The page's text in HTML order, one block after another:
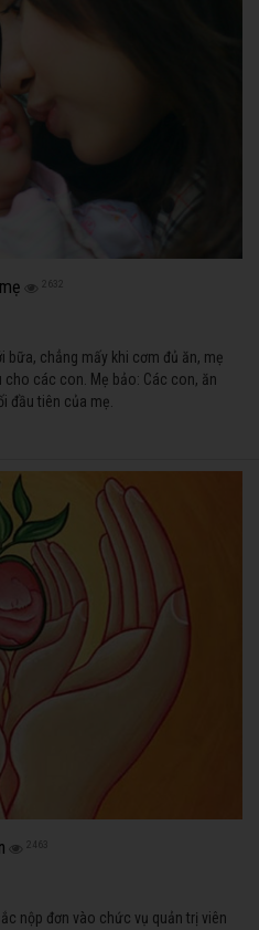
2632
bữa, chẳng mấy khi cơm đủ ăn, mẹ
các con. Mẹ bảo: Các con, ăn
đầu tiên của mẹ.
2463
nộp đơn vào chức vụ quản trị viên